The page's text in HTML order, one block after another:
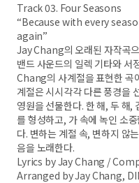
Track 03. Four Seasons
“Because with every
again”
Jay Chang의 오래된 자작곡
밴드 사운드의 일렉 기타와 서
Chang의 사계절을 표현한 곡
계절은 시시각각 다른 풍경을
영원을 선물한다. 한 해, 두 해,
를 형성하고, 가 속에 녹인 소
다. 변하는 계절 속, 변하지 않
음을 노래한다.
Lyrics by Jay Chang /
Arranged by Jay Chang,